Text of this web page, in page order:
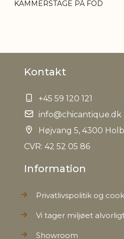
KAMMERSTAGE PÅ FOD
Kontakt
+45 59 120 121
info@chicantique.dk
Højvang 5, 4300
CVR: 42 52 05 86
Information
Privatlivspolitik og
Vi tager miljøet
Showroom